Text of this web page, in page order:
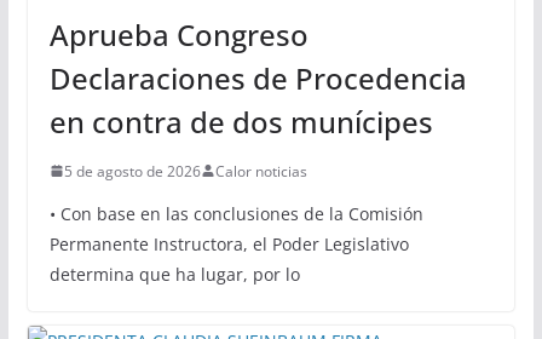
Aprueba Congreso
Declaraciones de Procedencia
en contra de dos munícipes
5 de agosto de 2026 Calor noticias
• Con base en las conclusiones de la Comisión
Permanente Instructora, el Poder Legislativo
determina que ha lugar, por lo